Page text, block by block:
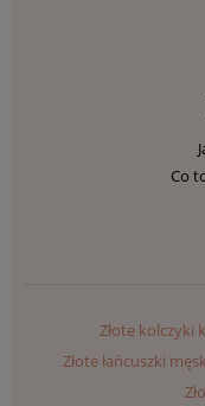
Co
Złote kolczyki
Złote łańcuszki